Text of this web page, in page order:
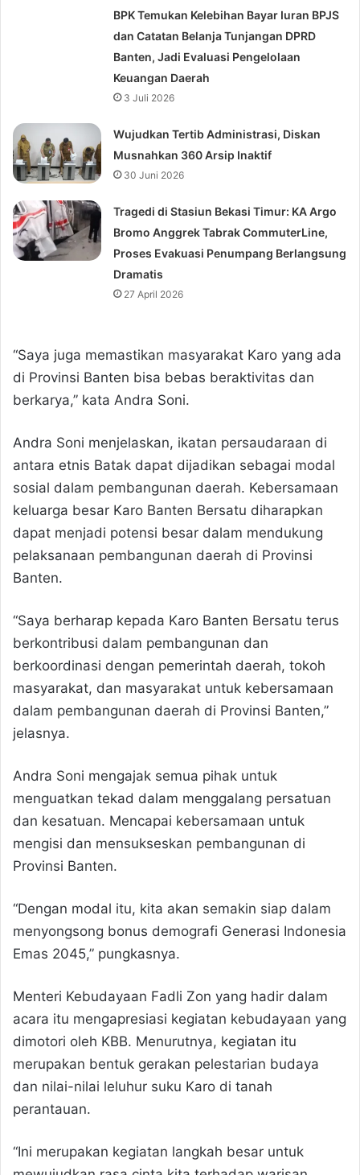
BPK Temukan Kelebihan Bayar Iuran BPJS
dan Catatan Belanja Tunjangan DPRD
Banten, Jadi Evaluasi Pengelolaan
Keuangan Daerah
3 Juli 2026
Wujudkan Tertib Administrasi, Diskan
Musnahkan 360 Arsip Inaktif
30 Juni 2026
Tragedi di Stasiun Bekasi Timur: KA Argo
Bromo Anggrek Tabrak CommuterLine,
Proses Evakuasi Penumpang Berlangsung
Dramatis
27 April 2026
“Saya juga memastikan masyarakat Karo yang ada
di Provinsi Banten bisa bebas beraktivitas dan
berkarya,” kata Andra Soni.
Andra Soni menjelaskan, ikatan persaudaraan di
antara etnis Batak dapat dijadikan sebagai modal
sosial dalam pembangunan daerah. Kebersamaan
keluarga besar Karo Banten Bersatu diharapkan
dapat menjadi potensi besar dalam mendukung
pelaksanaan pembangunan daerah di Provinsi
Banten.
“Saya berharap kepada Karo Banten Bersatu terus
berkontribusi dalam pembangunan dan
berkoordinasi dengan pemerintah daerah, tokoh
masyarakat, dan masyarakat untuk kebersamaan
dalam pembangunan daerah di Provinsi Banten,”
jelasnya.
Andra Soni mengajak semua pihak untuk
menguatkan tekad dalam menggalang persatuan
dan kesatuan. Mencapai kebersamaan untuk
mengisi dan mensukseskan pembangunan di
Provinsi Banten.
“Dengan modal itu, kita akan semakin siap dalam
menyongsong bonus demografi Generasi Indonesia
Emas 2045,” pungkasnya.
Menteri Kebudayaan Fadli Zon yang hadir dalam
acara itu mengapresiasi kegiatan kebudayaan yang
dimotori oleh KBB. Menurutnya, kegiatan itu
merupakan bentuk gerakan pelestarian budaya
dan nilai-nilai leluhur suku Karo di tanah
perantauan.
“Ini merupakan kegiatan langkah besar untuk